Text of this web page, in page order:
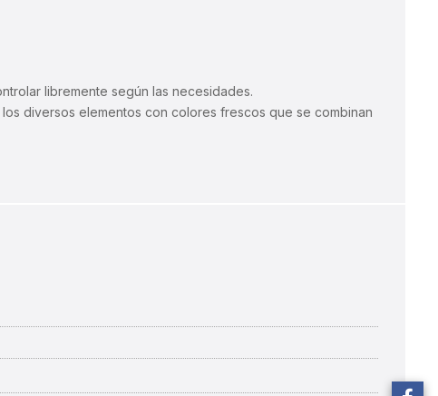
libremente según las necesidades.
diversos elementos con colores frescos que se combinan